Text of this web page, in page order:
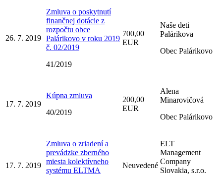
26. 7. 2019
Zmluva o poskytnutí
finančnej dotácie z
rozpočtu obce
Palárikovo v roku 2019
č. 02/2019
41/2019
700,00
EUR
Naše deti
Palárikova
Obec Palárikovo
17. 7. 2019
Kúpna zmluva
40/2019
200,00
EUR
Alena
Minarovičová
Obec Palárikovo
17. 7. 2019
Zmluva o zriadení a
prevádzke zberného
miesta kolektívneho
systému ELTMA
Neuvedené
ELT
Management
Company
Slovakia, s.r.o.